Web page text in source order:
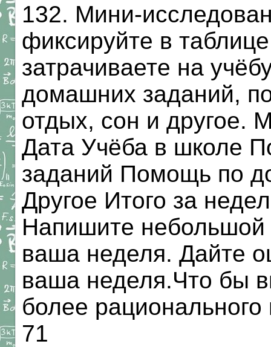
132. Мини-
фиксируйте в
затрачиваете на
домашних заданий,
отдых, сон и другое.
Дата Учёба в школе
заданий Помощь по
Другое Итого за
Напишите небольшой
ваша неделя. Дайте
ваша неделя.Что бы
более
71